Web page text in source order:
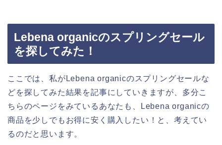
Lebena organicのスプリングセール
を探してみた！
ここでは、私がLebena organicのスプリングセールな
どを探してみた結果を記事にしていきますが、多分こ
ちらのページをみているあなたも、Lebena organicの
商品を少しでもお得に安く購入したい！と、考えてい
るのだと思います。